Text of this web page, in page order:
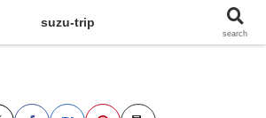
suzu-trip
search